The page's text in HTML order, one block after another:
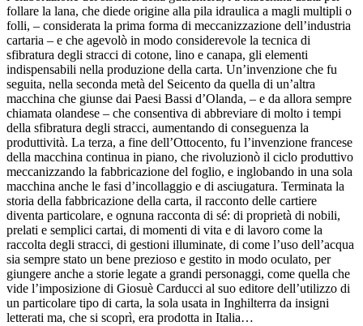
follare la lana, che diede origine alla pila idraulica a magli multipli o
folli, – considerata la prima forma di meccanizzazione dell’industria
cartaria – e che agevolò in modo considerevole la tecnica di
sfibratura degli stracci di cotone, lino e canapa, gli elementi
indispensabili nella produzione della carta. Un’invenzione che fu
seguita, nella seconda metà del Seicento da quella di un’altra
macchina che giunse dai Paesi Bassi d’Olanda, – e da allora sempre
chiamata olandese – che consentiva di abbreviare di molto i tempi
della sfibratura degli stracci, aumentando di conseguenza la
produttività. La terza, a fine dell’Ottocento, fu l’invenzione francese
della macchina continua in piano, che rivoluzionò il ciclo produttivo
meccanizzando la fabbricazione del foglio, e inglobando in una sola
macchina anche le fasi d’incollaggio e di asciugatura. Terminata la
storia della fabbricazione della carta, il racconto delle cartiere
diventa particolare, e ognuna racconta di sé: di proprietà di nobili,
prelati e semplici cartai, di momenti di vita e di lavoro come la
raccolta degli stracci, di gestioni illuminate, di come l’uso dell’acqua
sia sempre stato un bene prezioso e gestito in modo oculato, per
giungere anche a storie legate a grandi personaggi, come quella che
vide l’imposizione di Giosuè Carducci al suo editore dell’utilizzo di
un particolare tipo di carta, la sola usata in Inghilterra da insigni
letterati ma, che si scoprì, era prodotta in Italia…